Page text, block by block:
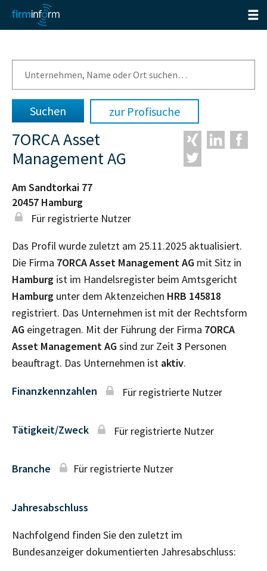
zur Profisuche
7ORCA Asset
Management AG
Am Sandtorkai 77
20457 Hamburg
Für registrierte Nutzer
Das Profil wurde zuletzt am 25.11.2025 aktualisiert.
Die Firma 7ORCA Asset Management AG mit Sitz in
Hamburg ist im Handelsregister beim Amtsgericht
Hamburg unter dem Aktenzeichen HRB 145818
registriert. Das Unternehmen ist mit der Rechtsform
AG eingetragen. Mit der Führung der Firma 7ORCA
Asset Management AGsind zur Zeit3 Personen
beauftragt. Das Unternehmen ist aktiv.
Finanzkennzahlen Für registrierte Nutzer
Tätigkeit/Zweck Für registrierte Nutzer
Branche Für registrierte Nutzer
Jahresabschluss
Nachfolgend finden Sie den zuletzt im
Bundesanzeiger dokumentierten Jahresabschluss: